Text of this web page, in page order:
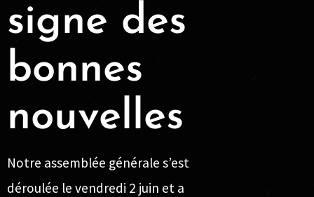
signe des
bonnes
nouvelles
Notre assemblée générale s’est
déroulée le vendredi 2 juin et a